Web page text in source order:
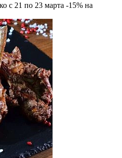
с 21 по 23 марта -15% на